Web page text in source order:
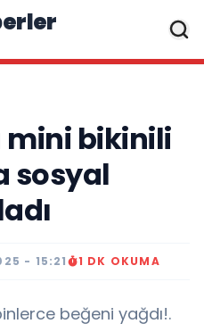
mini bikinili
sosyal
- 15:21 1 DK OKUMA
beğeni yağdı!.